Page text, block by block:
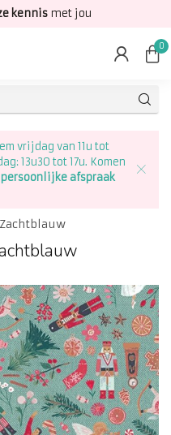
kennis met jou
0
vrijdag van 11u tot
13u30 tot 17u. Komen
persoonlijke afspraak